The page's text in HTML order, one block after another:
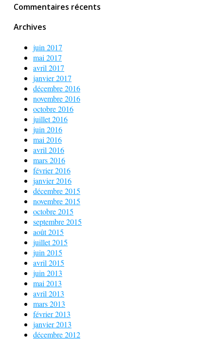
Commentaires récents
Archives
juin 2017
mai 2017
avril 2017
janvier 2017
décembre 2016
novembre 2016
octobre 2016
juillet 2016
juin 2016
mai 2016
avril 2016
mars 2016
février 2016
janvier 2016
décembre 2015
novembre 2015
octobre 2015
septembre 2015
août 2015
juillet 2015
juin 2015
avril 2015
juin 2013
mai 2013
avril 2013
mars 2013
février 2013
janvier 2013
décembre 2012